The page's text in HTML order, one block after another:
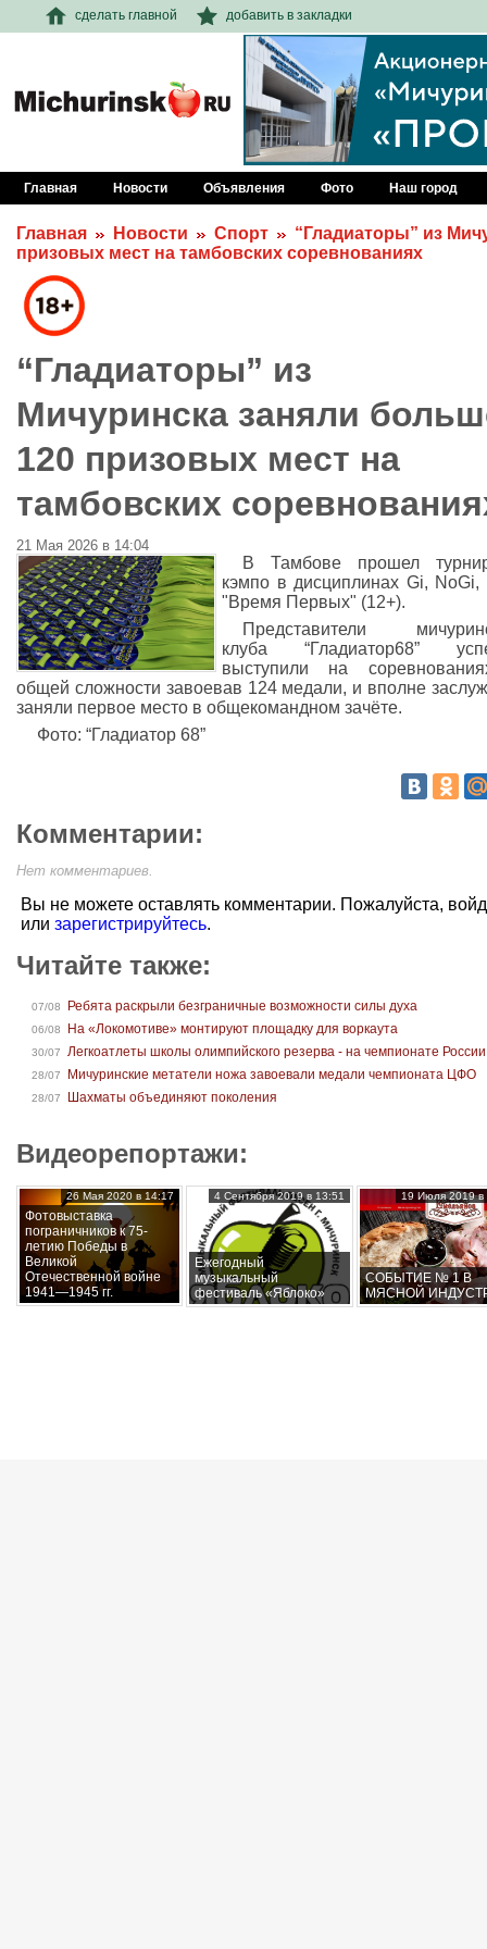
сделать главной добавить в закладки
Главная Новости Объявления Фото Наш город
Главная Новости Спорт
“Гладиаторы” из
призовых мест на тамбовских соревнованиях
“Гладиаторы” из
Мичуринска заняли
120 призовых мест на
тамбовских
21 Мая 2026 в 14:04
В Тамбове прошел
кэмпо в дисциплинах Gi, NoGi,
"Время Первых" (12+).
Представители
клуба “Гладиатор68”
выступили на
общей сложности завоевав 124 медали, и вполне
заняли первое место в общекомандном зачёте.
Фото: “Гладиатор 68”
Комментарии:
Нет комментариев.
Вы не можете оставлять комментарии. Пожалуйста,
или зарегистрируйтесь.
Читайте также:
07/08 Ребята раскрыли безграничные возможности силы духа
06/08 На «Локомотиве» монтируют площадку для воркаута
30/07 Легкоатлеты школы олимпийского резерва - на чемпионате России
28/07 Мичуринские метатели ножа завоевали медали чемпионата ЦФО
28/07 Шахматы объединяют поколения
Видеорепортажи:
Фотовыставка
пограничников к 75-
летию Победы в
Великой
Отечественной войне
1941—1945 гг.
26 Мая 2020 в 14:17
Ежегодный
музыкальный
фестиваль «Яблоко»
4 Сентября 2019 в 13:51
СОБЫТИЕ № 1 В
МЯСНОЙ
19 Июля 2019 в